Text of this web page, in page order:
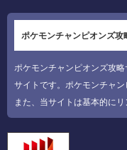
ポケモンチャンピオンズ攻
ポケモンチャンピオンズ攻
サイトです。ポケモンチャン
また、当サイトは基本的にリ